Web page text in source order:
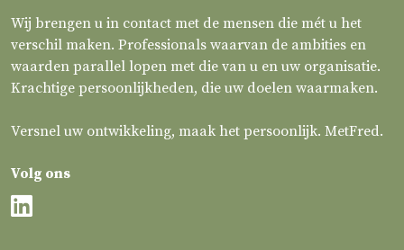
Wij brengen u in contact met de mensen die mét u het
verschil maken. Professionals waarvan de ambities en
waarden parallel lopen met die van u en uw organisatie.
Krachtige persoonlijkheden, die uw doelen waarmaken.
Versnel uw ontwikkeling, maak het persoonlijk. MetFred.
Volg ons